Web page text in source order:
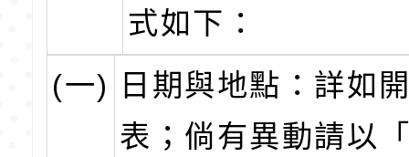
式如下：
(一)
日期與地點：詳如
表；倘有異動請以